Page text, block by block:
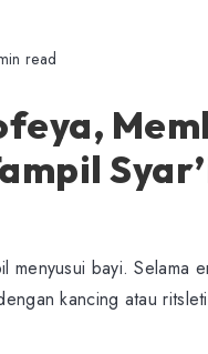
read
menyusui bayi. Selama
kancing atau